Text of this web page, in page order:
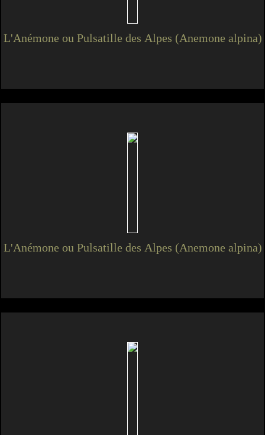
L'Anémone ou Pulsatille des Alpes (Anemone alpina)
L'Anémone ou Pulsatille des Alpes (Anemone alpina)